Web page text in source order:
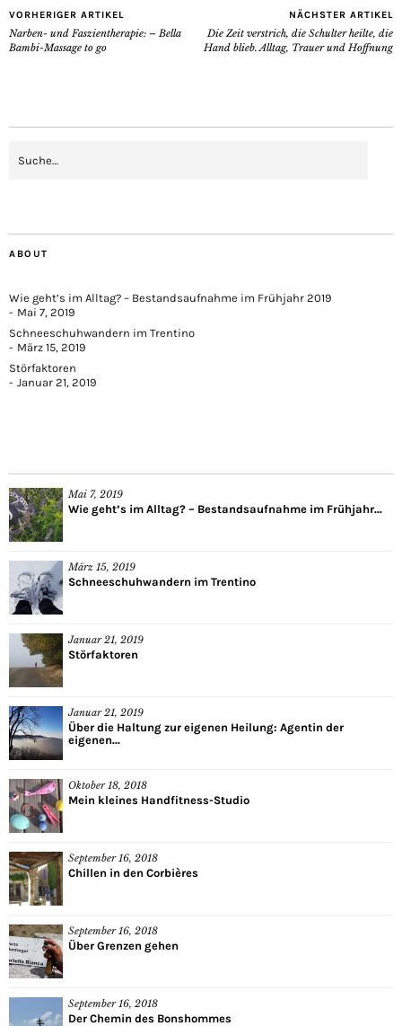
VORHERIGER ARTIKEL
Narben- und Faszientherapie: – Bella
Bambi-Massage to go
NÄCHSTER ARTIKEL
Die Zeit verstrich, die Schulter heilte, die
Hand blieb. Alltag, Trauer und Hoffnung
ABOUT
Wie geht’s im Alltag? – Bestandsaufnahme im Frühjahr 2019
Mai 7, 2019
Schneeschuhwandern im Trentino
März 15, 2019
Störfaktoren
Januar 21, 2019
Mai 7, 2019
Wie geht’s im Alltag? – Bestandsaufnahme im Frühjahr...
März 15, 2019
Schneeschuhwandern im Trentino
Januar 21, 2019
Störfaktoren
Januar 21, 2019
Über die Haltung zur eigenen Heilung: Agentin der
eigenen...
Oktober 18, 2018
Mein kleines Handfitness-Studio
September 16, 2018
Chillen in den Corbières
September 16, 2018
Über Grenzen gehen
September 16, 2018
Der Chemin des Bonshommes